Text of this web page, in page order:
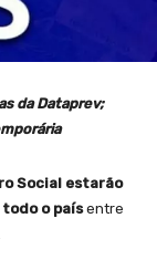
da Dataprev;
Social estarão
o paísentre